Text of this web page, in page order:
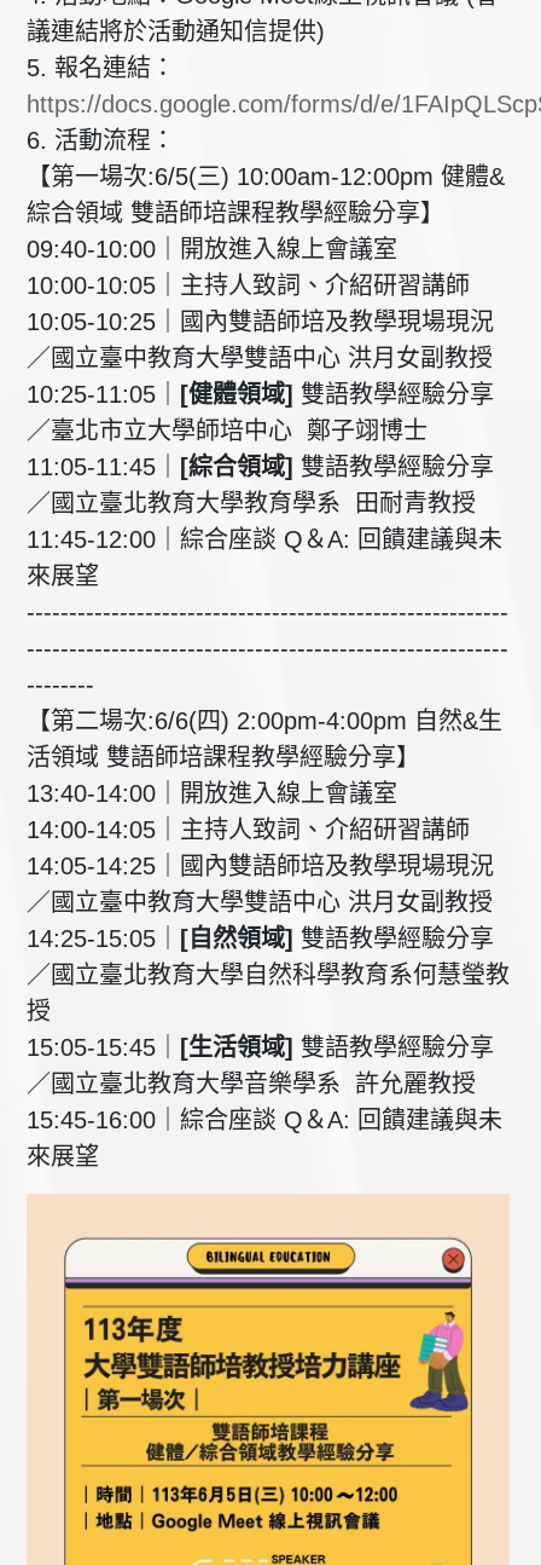
議連結將於活動通知信提供)
5. 報名連結：
https://docs.google.com/forms/d/e/
6. 活動流程：
【第一場次:6/5(三) 10:00am-12:00pm 健體&
綜合領域 雙語師培課程教學經驗分享】
09:40-10:00｜開放進入線上會議室
10:00-10:05｜主持人致詞、介紹研習講師
10:05-10:25｜國內雙語師培及教學現場現況
／國立臺中教育大學雙語中心 洪月女副教授
10:25-11:05｜
[健體領域] 雙語教學經驗分享
／臺北市立大學師培中心 鄭子翊博士
11:05-11:45｜
[綜合領域]雙語教學經驗分享
／國立臺北教育大學教育學系 田耐青教授
11:45-12:00｜綜合座談 Q＆A: 回饋建議與未
來展望
---------------------------------------------------------
---------------------------------------------------------
--------
【第二場次:6/6(四) 2:00pm-4:00pm 自然&生
活領域 雙語師培課程教學經驗分享】
13:40-14:00｜開放進入線上會議室
14:00-14:05｜主持人致詞、介紹研習講師
14:05-14:25｜國內雙語師培及教學現場現況
／國立臺中教育大學雙語中心 洪月女副教授
14:25-15:05｜
[自然領域] 雙語教學經驗分享
／國立臺北教育大學自然科學教育系何慧瑩教
授
15:05-15:45｜
[生活領域] 雙語教學經驗分享
／國立臺北教育大學音樂學系 許允麗教授
15:45-16:00｜綜合座談 Q＆A: 回饋建議與未
來展望